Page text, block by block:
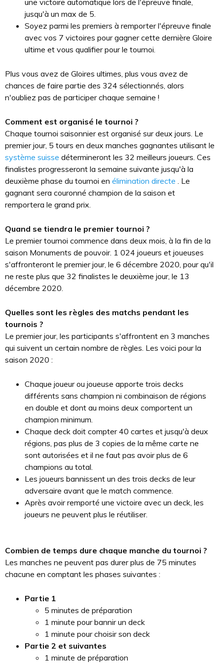
une victoire automatique lors de l'épreuve finale,
jusqu'à un max de 5.
Soyez parmi les premiers à remporter l'épreuve finale
avec vos 7 victoires pour gagner cette dernière Gloire
ultime et vous qualifier pour le tournoi.
Plus vous avez de Gloires ultimes, plus vous avez de
chances de faire partie des 324 sélectionnés, alors
n'oubliez pas de participer chaque semaine !
Comment est organisé le tournoi ?
Chaque tournoi saisonnier est organisé sur deux jours. Le
premier jour, 5 tours en deux manches gagnantes utilisant le
système suisse détermineront les 32 meilleurs joueurs. Ces
finalistes progresseront la semaine suivante jusqu'à la
deuxième phase du tournoi en élimination directe . Le
gagnant sera couronné champion de la saison et
remportera le grand prix.
Quand se tiendra le premier tournoi ?
Le premier tournoi commence dans deux mois, à la fin de la
saison Monuments de pouvoir. 1 024 joueurs et joueuses
s'affronteront le premier jour, le 6 décembre 2020, pour qu'il
ne reste plus que 32 finalistes le deuxième jour, le 13
décembre 2020.
Quelles sont les règles des matchs pendant les
tournois ?
Le premier jour, les participants s'affrontent en 3 manches
qui suivent un certain nombre de règles. Les voici pour la
saison 2020 :
Chaque joueur ou joueuse apporte trois decks
différents sans champion ni combinaison de régions
en double et dont au moins deux comportent un
champion minimum.
Chaque deck doit compter 40 cartes et jusqu'à deux
régions, pas plus de 3 copies de la même carte ne
sont autorisées et il ne faut pas avoir plus de 6
champions au total.
Les joueurs bannissent un des trois decks de leur
adversaire avant que le match commence.
Après avoir remporté une victoire avec un deck, les
joueurs ne peuvent plus le réutiliser.
Combien de temps dure chaque manche du tournoi ?
Les manches ne peuvent pas durer plus de 75 minutes
chacune en comptant les phases suivantes :
Partie 1
5 minutes de préparation
1 minute pour bannir un deck
1 minute pour choisir son deck
Partie 2 et suivantes
1 minute de préparation